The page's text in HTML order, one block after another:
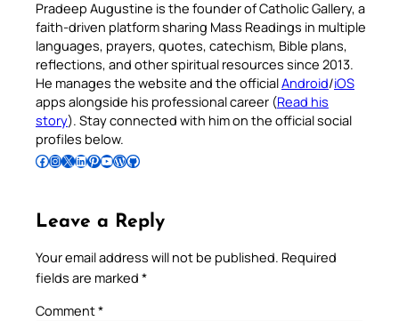
Pradeep Augustine is the founder of Catholic Gallery, a
faith-driven platform sharing Mass Readings in multiple
languages, prayers, quotes, catechism, Bible plans,
reflections, and other spiritual resources since 2013.
He manages the website and the officialAndroid/iOS
apps alongside his professional career (Read his
story). Stay connected with him on the official social
profiles below.
Follow Pradeep on Facebook Follow Pradeep on InstagramFollow Pradeep on X Follow Pradeep on LinkedIn Follow Pradeep on Pinterest Subscribe to Pradeep’s Youtube Channel Follow Pradeep on WordPress Follow Pradeep on GitHub
Leave a Reply
Your email address will not be published. Required
fields are marked *
Comment*